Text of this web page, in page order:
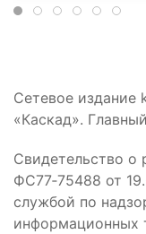
Сетевое
«Каскад».
Свидетельство
ФС77‑75488 от
службой по
информационных